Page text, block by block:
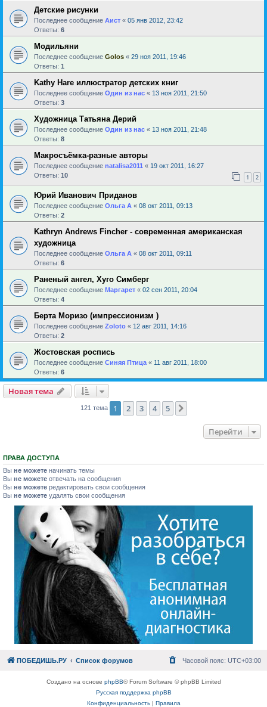
Детские рисунки
Последнее сообщение Аист « 05 янв 2012, 23:42
Ответы: 6
Модильяни
Последнее сообщение Golos « 29 ноя 2011, 19:46
Ответы: 1
Kathy Hare иллюстратор детских книг
Последнее сообщение Один из нас « 13 ноя 2011, 21:50
Ответы: 3
Художница Татьяна Дерий
Последнее сообщение Один из нас « 13 ноя 2011, 21:48
Ответы: 8
Макросъёмка-разные авторы
Последнее сообщение natalisa2011 « 19 окт 2011, 16:27
Ответы: 10 1 2
Юрий Иванович Приданов
Последнее сообщение Ольга А « 08 окт 2011, 09:13
Ответы: 2
Kathryn Andrews Fincher - современная американская
художница
Последнее сообщение Ольга А « 08 окт 2011, 09:11
Ответы: 6
Раненый ангел, Хуго Симберг
Последнее сообщение Маргарет « 02 сен 2011, 20:04
Ответы: 4
Берта Моризо (импрессионизм )
Последнее сообщение Zoloto « 12 авг 2011, 14:16
Ответы: 2
Жостовская роспись
Последнее сообщение Синяя Птица « 11 авг 2011, 18:00
Ответы: 6
Новая тема
121 тема 1 2 3 4 5
Перейти
ПРАВА ДОСТУПА
Вы не можете начинать темы
Вы не можете отвечать на сообщения
Вы не можете редактировать свои сообщения
Вы не можете удалять свои сообщения
ПОБЕДИШЬ.РУ Список форумов Часовой пояс: UTC+03:00
Создано на основе phpBB® Forum Software © phpBB Limited
Русская поддержка phpBB
Конфиденциальность| Правила